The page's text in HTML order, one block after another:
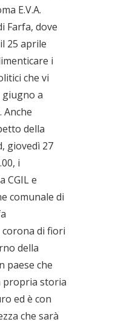
E.V.A.
Farfa, dove
25 aprile
i
che vi
a
Anche
della
giovedì 27
i
CGIL e
comunale di
di fiori
della
paese che
propria storia
ed è con
che sarà